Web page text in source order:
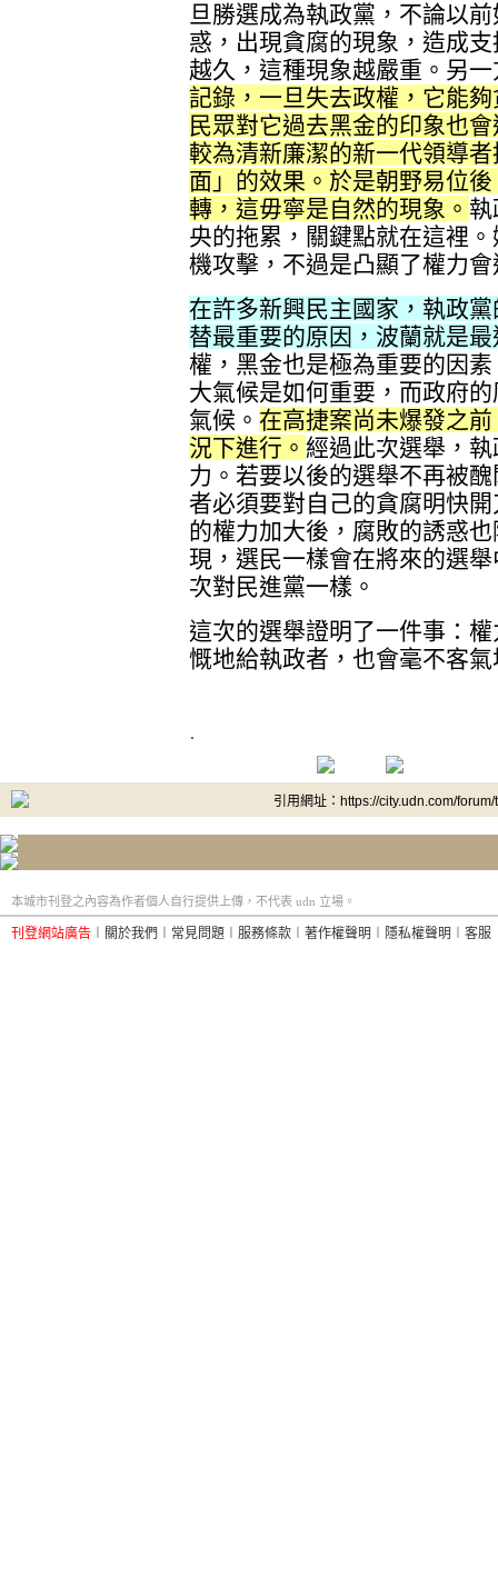
旦勝選成為執政黨，不論以
惑，出現貪腐的現象，造成
越久，這種現象越嚴重。另
記錄，一旦失去政權，它能
民眾對它過去黑金的印象也
較為清新廉潔的新一代領導
面」的效果。於是朝野易位
轉，這毋寧是自然的現象。
央的拖累，關鍵點就在這裡
機攻擊，不過是凸顯了權力
在許多新興民主國家，執政
替最重要的原因，波蘭就是
權，黑金也是極為重要的因
大氣候是如何重要，而政府
氣候。 在高捷案尚未爆發之
況下進行。 經過此次選舉，
力。若要以後的選舉不再被
者必須要對自己的貪腐明快
的權力加大後，腐敗的誘惑
現，選民一樣會在將來的選
次對民進黨一樣。
這次的選舉證明了一件事：
慨地給執政者，也會毫不客
.
引用網址：https://city.udn.com/
本城市刊登之內容為作者個人自行提供上傳，不代表 udn 立場。
刊登網站廣告 關於我們 常見問題 服務條款 著作權聲明 隱私權聲明 客服